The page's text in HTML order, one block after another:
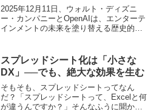
2025年12月11日、ウォルト・ディズニ
ー・カンパニーとOpenAIは、エンターテ
インメントの未来を塗り替える歴史的な
玉は、OpenAIの公式サイトでも明言さ...
スプレッドシート化は「小さな
DX」──でも、絶大な効果を生む
そもそも、スプレッドシートってなん
だ？「スプレッドシートって、Excelと何
が違うんですか？」そんなふうに聞かれ